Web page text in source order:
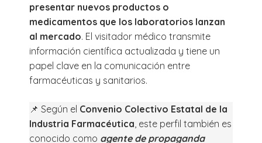
presentar nuevos productos o
medicamentos que los laboratorios lanzan
al mercado. El visitador médico transmite
información científica actualizada y tiene un
papel clave en la comunicación entre
farmacéuticas y sanitarios.
📌 Según el Convenio Colectivo Estatal de la
Industria Farmacéutica , este perfil también es
conocido como agente de propaganda